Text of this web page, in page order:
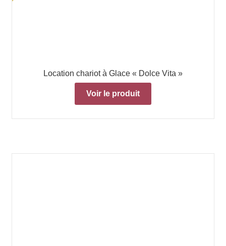
Location chariot à Glace « Dolce Vita »
Voir le produit